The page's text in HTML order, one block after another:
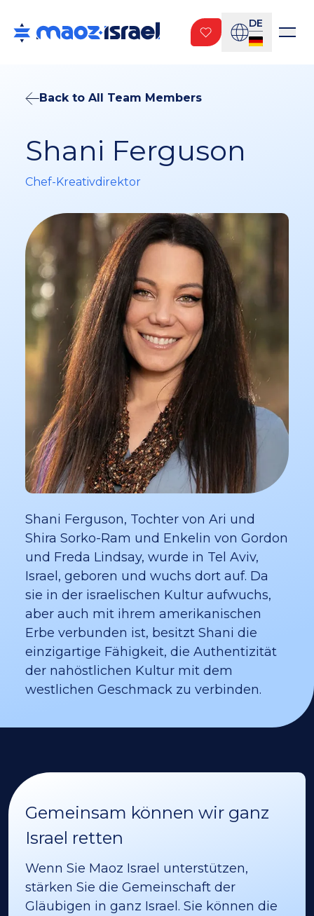
DE
Back to All Team Members
Shani Ferguson
Chef-Kreativdirektor
Shani Ferguson, Tochter von Ari und
Shira Sorko-Ram und Enkelin von Gordon
und Freda Lindsay, wurde in Tel Aviv,
Israel, geboren und wuchs dort auf. Da
sie in der israelischen Kultur aufwuchs,
aber auch mit ihrem amerikanischen
Erbe verbunden ist, besitzt Shani die
einzigartige Fähigkeit, die Authentizität
der nahöstlichen Kultur mit dem
westlichen Geschmack zu verbinden.
Gemeinsam können wir ganz
Israel retten
Wenn Sie Maoz Israel unterstützen,
stärken Sie die Gemeinschaft der
Gläubigen in ganz Israel. Sie können die